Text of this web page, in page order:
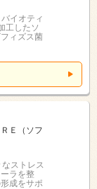
イオティ
工したソ
ィズス菌
Ｅ（ソフ
ストレス
ラを整
成をサポ